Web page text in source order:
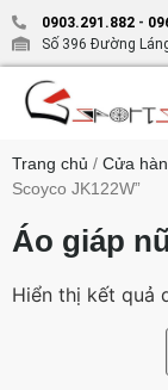
0903.291.882 -
Số 396 Đường
Trang chủ / Cửa
Scoyco JK122W”
Áo giáp
Hiển thị kết quả